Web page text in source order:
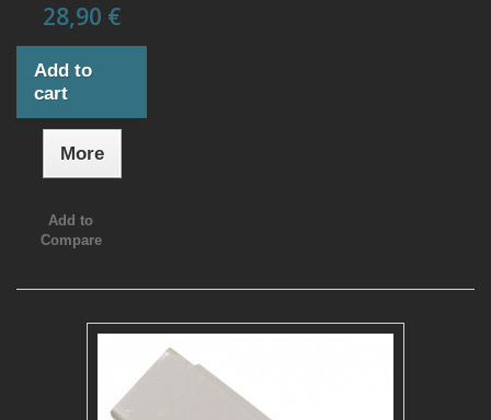
28,90 €
Add to
cart
More
Add to
Compare